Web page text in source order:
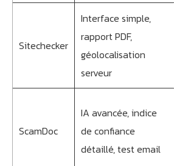
Sitechecker
Interface simple,
rapport PDF,
géolocalisation
serveur
ScamDoc
IA avancée, indice
de confiance
détaillé, test email